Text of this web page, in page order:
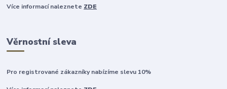
Více informací naleznete ZDE
Věrnostní sleva
Pro registrované zákazníky nabízíme slevu 10%